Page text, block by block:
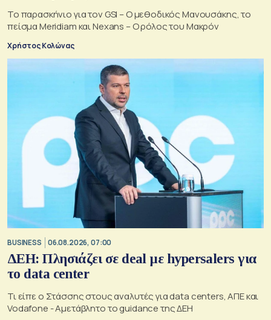
Το παρασκήνιο για τον GSI – Ο μεθοδικός Μανουσάκης, το
πείσμα Meridiam και Nexans – Ο ρόλος του Μακρόν
Χρήστος Κολώνας
BUSINESS 06.08.2026, 07:00
ΔΕΗ: Πλησιάζει σε deal με hypersalers για
το data center
Τι είπε ο Στάσσης στους αναλυτές για data centers, ΑΠΕ και
Vodafone - Αμετάβλητο το guidance της ΔΕΗ